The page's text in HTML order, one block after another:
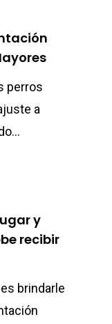
perros
a
y
recibir
brindarle